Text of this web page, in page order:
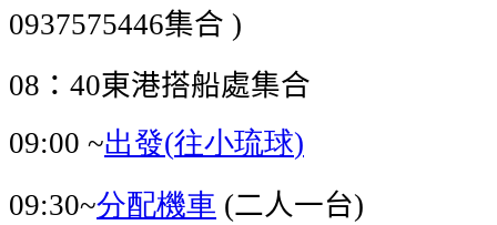
0937575446集合 )
08 ： 40東港搭船處集合
09:00 ~出發(往小琉球)
09:30~分配機車 (二人一台)